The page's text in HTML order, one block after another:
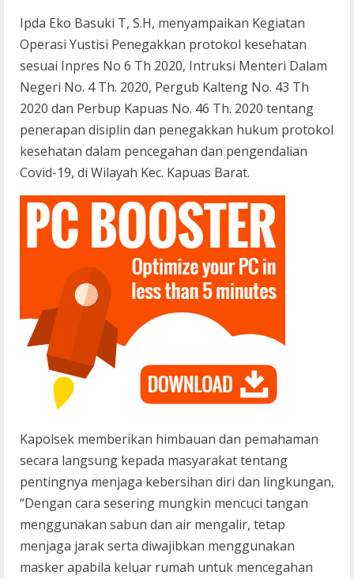
Ipda Eko Basuki T, S.H, menyampaikan Kegiatan
Operasi Yustisi Penegakkan protokol kesehatan
sesuai Inpres No 6 Th 2020, Intruksi Menteri Dalam
Negeri No. 4 Th. 2020, Pergub Kalteng No. 43 Th
2020 dan Perbup Kapuas No. 46 Th. 2020 tentang
penerapan disiplin dan penegakkan hukum protokol
kesehatan dalam pencegahan dan pengendalian
Covid-19, di Wilayah Kec. Kapuas Barat.
Kapolsek memberikan himbauan dan pemahaman
secara langsung kepada masyarakat tentang
pentingnya menjaga kebersihan diri dan lingkungan,
“Dengan cara sesering mungkin mencuci tangan
menggunakan sabun dan air mengalir, tetap
menjaga jarak serta diwajibkan menggunakan
masker apabila keluar rumah untuk mencegahan